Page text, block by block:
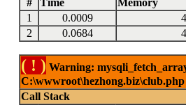
#
Time Memory
1
0.0009
2
0.0684
( ! ) Warning:
Call Stack